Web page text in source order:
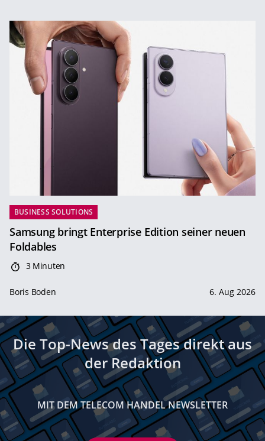
BUSINESS SOLUTIONS
Samsung bringt Enterprise Edition seiner neuen
Foldables
3 Minuten
Boris Boden 6. Aug 2026
Die Top-News des Tages direkt aus
der Redaktion
MIT DEM TELECOM HANDEL NEWSLETTER